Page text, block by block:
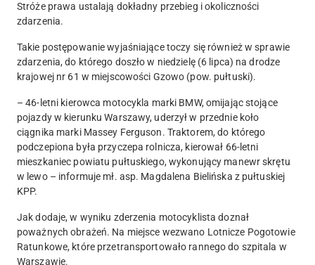
Stróże prawa ustalają dokładny przebieg i okoliczności
zdarzenia.
Takie postępowanie wyjaśniające toczy się również w sprawie
zdarzenia, do którego doszło w niedzielę (6 lipca) na drodze
krajowej nr 61 w miejscowości Gzowo (pow. pułtuski).
–46-letni kierowca motocykla marki BMW, omijając stojące
pojazdy w kierunku Warszawy, uderzył w przednie koło
ciągnika marki Massey Ferguson. Traktorem, do którego
podczepiona była przyczepa rolnicza, kierował 66-letni
mieszkaniec powiatu pułtuskiego, wykonujący manewr skrętu
w lewo– informuje mł. asp. Magdalena Bielińska z pułtuskiej
KPP.
Jak dodaje, w wyniku zderzenia motocyklista doznał
poważnych obrażeń. Na miejsce wezwano Lotnicze Pogotowie
Ratunkowe, które przetransportowało rannego do szpitala w
Warszawie.